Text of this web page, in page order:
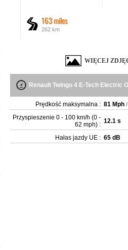
163 miles
262 km
WIĘCEJ
Renault Twingo 4 E-Tech Electric
Prędkość maksymalna : 81 Mph
Przyspieszenie 0 - 100 km/h (0 -
62 mph) : 12.1 s
Hałas jazdy UE : 65 dB